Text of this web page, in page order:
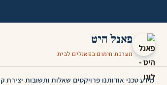
פאנל היט
מערכת חימום בפאנלים לבית
מידע טכני אודותנו פרויקטים שאלות ותשובות יצירת